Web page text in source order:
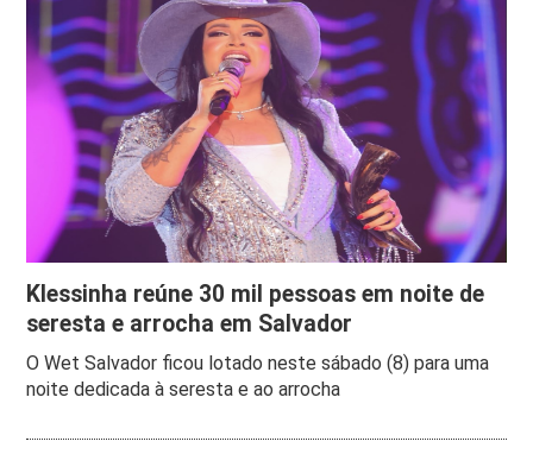
Klessinha reúne 30 mil pessoas em noite de
seresta e arrocha em Salvador
O Wet Salvador ficou lotado neste sábado (8) para uma
noite dedicada à seresta e ao arrocha